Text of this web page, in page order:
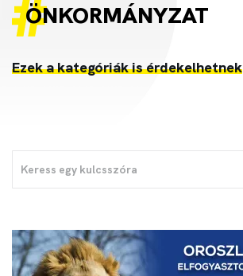
ÖNKORMÁNYZAT
Ezek a kategóriák is érdekelhetnek